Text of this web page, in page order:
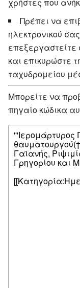
Πρέπει να
ηλεκτρονικού
και επικυρώστε
ταχυδρομείου
Μπορείτε να
πηγαίο κώδικα